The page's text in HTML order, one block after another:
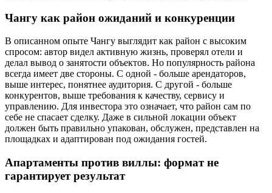
Чангу как район ожиданий и конкуренции
В описанном опыте Чангу выглядит как район с высоким
спросом: автор видел активную жизнь, проверял отели и
делал вывод о занятости объектов. Но популярность района
всегда имеет две стороны. С одной - больше арендаторов,
выше интерес, понятнее аудитория. С другой - больше
конкурентов, выше требования к качеству, сервису и
управлению. Для инвестора это означает, что район сам по
себе не спасает сделку. Даже в сильной локации объект
должен быть правильно упакован, обслужен, представлен на
площадках и адаптирован под ожидания гостей.
Апартаменты против виллы: формат не
гарантирует результат